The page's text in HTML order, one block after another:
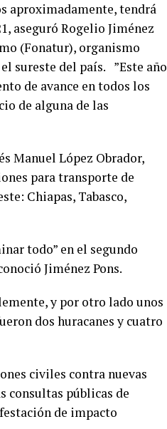
aproximadamente, tendrá
aseguró Rogelio Jiménez
(Fonatur), organismo
sureste del país. ”Este año
de avance en todos los
de alguna de las
Manuel López Obrador,
para transporte de
Chiapas, Tabasco,
todo” en el segundo
Jiménez Pons.
y por otro lado unos
dos huracanes y cuatro
civiles contra nuevas
consultas públicas de
de impacto